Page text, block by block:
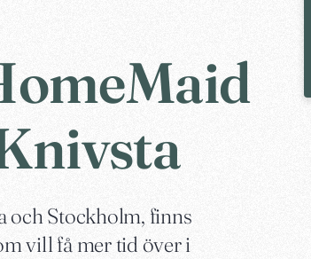
och Stockholm, finns
vill få mer tid över i